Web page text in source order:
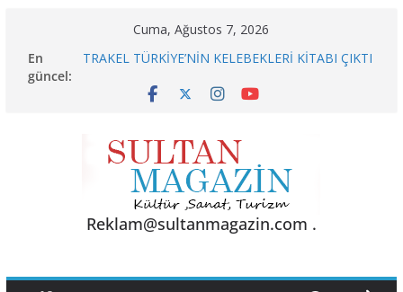
content
Cuma, Ağustos 7, 2026
En
güncel:
TRAKEL TÜRKİYE’NİN KELEBEKLERİ KİTABI ÇIKTI
YÖNETİLMEYİ HAK EDİYOR”
24 TEMMUZ’DA BGC’DEN MESLEK YASASI
VURGUSU
Reklam@sultanmagazin.com .